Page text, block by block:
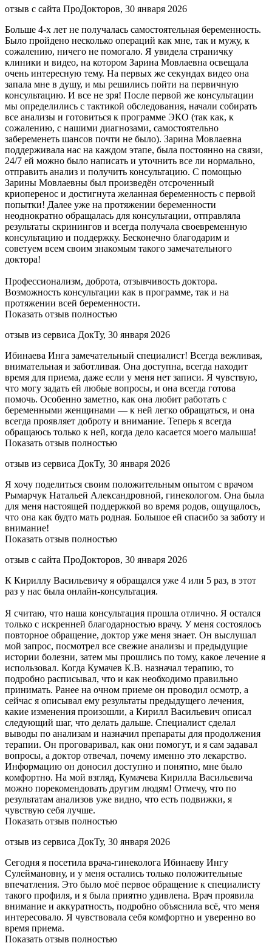
отзыв с сайта ПроДокторов, 30 января 2026
Больше 4-х лет не получалась самостоятельная беременность.
Было пройдено несколько операций как мне, так и мужу, к
сожалению, ничего не помогало. Я увидела страничку
клиники и видео, на котором Зарина Мовлаевна освещала
очень интересную тему. На первых же секундах видео она
запала мне в душу, и мы решились пойти на первичную
консультацию. И все не зря! После первой же консультации
мы определились с тактикой обследования, начали собирать
все анализы и готовиться к программе ЭКО (так как, к
сожалению, с нашими диагнозами, самостоятельно
забеременеть шансов почти не было). Зарина Мовлаевна
поддерживала нас на каждом этапе, была постоянно на связи,
24/7 ей можно было написать и уточнить все ли нормально,
отправить анализ и получить консультацию. С помощью
Зарины Мовлаевны был произведён отсроченный
криоперенос и достигнута желанная беременность с первой
попытки! Далее уже на протяжении беременности
неоднократно обращалась для консультации, отправляла
результаты скринингов и всегда получала своевременную
консультацию и поддержку. Бесконечно благодарим и
советуем всем своим знакомым такого замечательного
доктора!
Профессионализм, доброта, отзывчивость доктора.
Возможность консультации как в программе, так и на
протяжении всей беременности.
Показать отзыв полностью
отзыв из сервиса ДокТу, 30 января 2026
Ибинаева Инга замечательный специалист! Всегда вежливая,
внимательная и заботливая. Она доступна, всегда находит
время для приема, даже если у меня нет записи. Я чувствую,
что могу задать ей любые вопросы, и она всегда готова
помочь. Особенно заметно, как она любит работать с
беременными женщинами — к ней легко обращаться, и она
всегда проявляет доброту и внимание. Теперь я всегда
обращаюсь только к ней, когда дело касается моего малыша!
Показать отзыв полностью
отзыв из сервиса ДокТу, 30 января 2026
Я хочу поделиться своим положительным опытом с врачом
Рымарчук Натальей Александровной, гинекологом. Она была
для меня настоящей поддержкой во время родов, ощущалось,
что она как будто мать родная. Большое ей спасибо за заботу и
внимание!
Показать отзыв полностью
отзыв с сайта ПроДокторов, 30 января 2026
К Кириллу Васильевичу я обращался уже 4 или 5 раз, в этот
раз у нас была онлайн-консультация.
Я считаю, что наша консультация прошла отлично. Я остался
только с искренней благодарностью врачу. У меня состоялось
повторное обращение, доктор уже меня знает. Он выслушал
мой запрос, посмотрел все свежие анализы и предыдущие
истории болезни, затем мы прошлись по тому, какое лечение я
использовал. Когда Кумачев К.В. назначал терапию, то
подробно расписывал, что и как необходимо правильно
принимать. Ранее на очном приеме он проводил осмотр, а
сейчас я описывал ему результаты предыдущего лечения,
какие изменения произошли, а Кирилл Васильевич описал
следующий шаг, что делать дальше. Специалист сделал
выводы по анализам и назначил препараты для продолжения
терапии. Он проговаривал, как они помогут, и я сам задавал
вопросы, а доктор отвечал, почему именно это лекарство.
Информацию он доносил доступно и понятно, мне было
комфортно. На мой взгляд, Кумачева Кирилла Васильевича
можно порекомендовать другим людям! Отмечу, что по
результатам анализов уже видно, что есть подвижки, я
чувствую себя лучше.
Показать отзыв полностью
отзыв из сервиса ДокТу, 30 января 2026
Сегодня я посетила врача-гинеколога Ибинаеву Ингу
Сулеймановну, и у меня остались только положительные
впечатления. Это было моё первое обращение к специалисту
такого профиля, и я была приятно удивлена. Врач проявила
внимание и аккуратность, подробно объяснила всё, что меня
интересовало. Я чувствовала себя комфортно и уверенно во
время приема.
Показать отзыв полностью